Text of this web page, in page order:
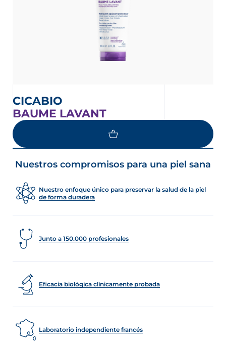
CICABIO
BAUME LAVANT
Nuestros compromisos para una piel sana
Nuestro enfoque único para preservar la salud de la piel
de forma duradera
Junto a 150.000 profesionales
Eficacia biológica clínicamente probada
Laboratorio independiente francés